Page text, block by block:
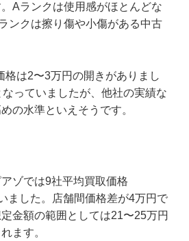
Aランクは使用感がほとんどな
ンクは擦り傷や小傷がある中古
格は2〜3万円の開きがありまし
っていましたが、他社の実績な
の水準といえそうです。
ゾでは9社平均買取価格
ました。店舗間価格差が4万円で
金額の範囲としては21〜25万円
ます。